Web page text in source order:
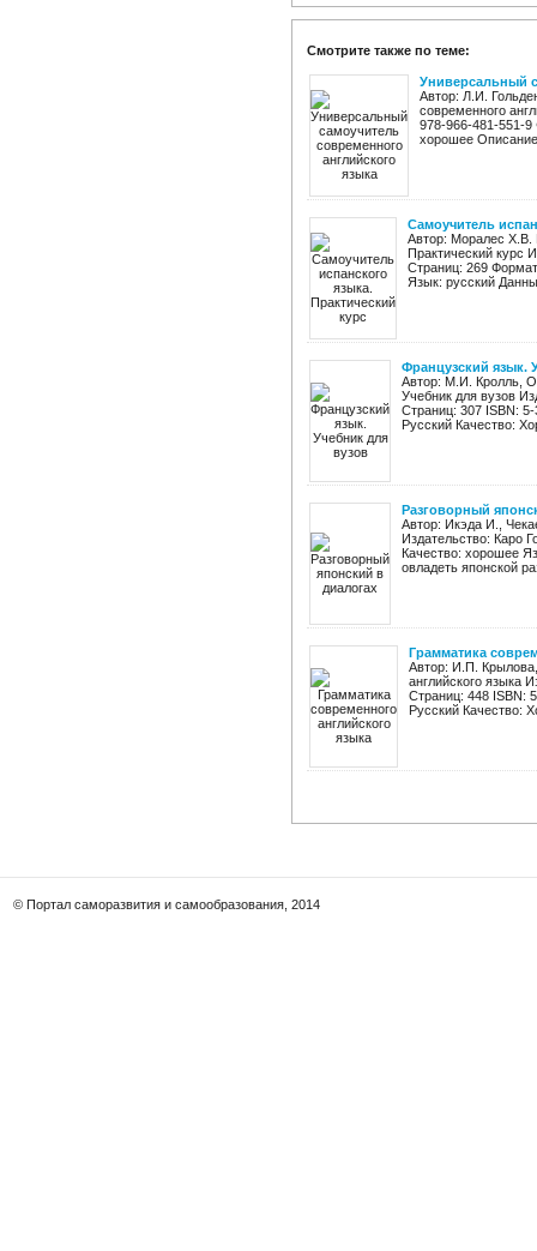
Смотрите также по теме:
Универсальный
Автор: Л.И.
современного
978-966-481-551-
хорошее
Самоучитель
Автор: Моралес Х.В.
Практический курс
Страниц: 269
Язык: русский
Французский язык.
Автор: М.И. Кролль,
Учебник для вузов
Страниц: 307 ISBN:
Русский Качество:
Разговорный
Автор: Икэда И.,
Издательство: Каро
Качество: хорошее
овладеть японской
Грамматика
Автор: И.П.
английского языка
Страниц: 448 ISBN:
Русский Качество:
© Портал саморазвития и самообразования, 2014